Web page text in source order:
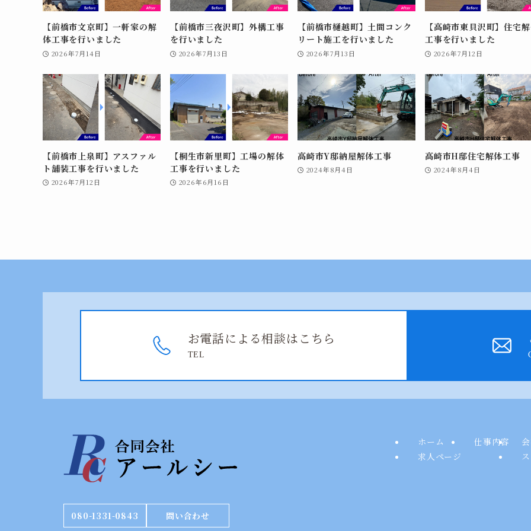
【前橋市文京町】一軒家の解
体工事を行いました
2026年7月14日
【前橋市三夜沢町】外構工事
を行いました
2026年7月13日
【前橋市樋越町】土間コンク
リート施工を行いました
2026年7月13日
【高崎市東貝沢町】住宅
工事を行いました
2026年7月12日
【前橋市上泉町】アスファル
ト舗装工事を行いました
2026年7月12日
【桐生市新里町】工場の解体
工事を行いました
2026年6月16日
高崎市Y邸納屋解体工事
2024年8月4日
高崎市H邸住宅解体工事
2024年8月4日
お電話による相談はこちら
TEL
080-1331-0843 問い合わせ
ホーム
求人ページ
仕事内容